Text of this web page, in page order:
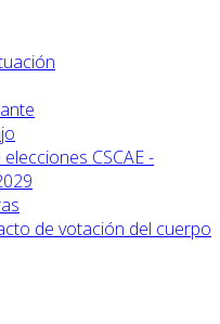
CSCAE -
de votación del cuerpo